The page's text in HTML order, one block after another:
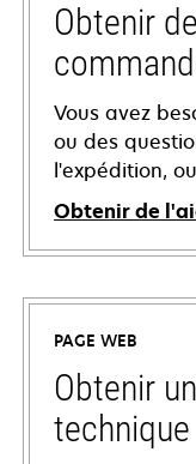
Obtenir
Vous avez
ou des
l'expédition,
Obtenir de
PAGE WEB
Obtenir
technique